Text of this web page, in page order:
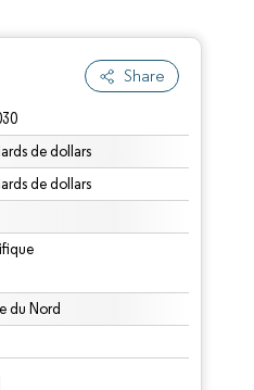
Share
de dollars
de dollars
du Nord